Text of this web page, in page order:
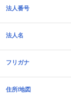
法人番号
法人名
フリガナ
住所/地図